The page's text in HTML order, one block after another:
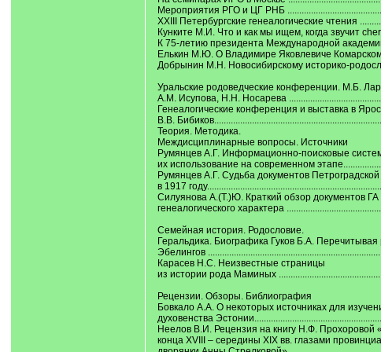
Мероприятия РГО и ЦГ РНБ
XXIII Петербургские генеалогические чтения
Кунките М.И. Что и как мы ищем, когда звучит
К 75-летию президента Международной
Елькин М.Ю. О Владимире Яковлевиче
Добрынин М.Н. Новосибирскому историко-
Уральские родоведческие конференции. М.Б.
А.М. Исупова, Н.Н. Носарева
Генеалогические конференция и выставка в
В.В.
Теория. Методика.
Междисциплинарные вопросы. Источники
Румянцев А.Г. Информационно-поисковые
их использование на современном
Румянцев А.Г. Судьба документов
в 1917
Силуянова А.(Т.)Ю. Краткий обзор документов ГА
генеалогического характера
Семейная история. Родословие.
Геральдика. Биографика Гуков Б.А. Перечитывая
Эбелингов
Карасев Н.С. Неизвестные страницы
из истории рода Маминых
Рецензии. Обзоры. Библиография
Бовкало А.А. О некоторых источниках для
духовенства
Неелов В.И. Рецензия на книгу Н.Ф. Прохоровой
конца XVIII ‒ середины XIX вв. глазами